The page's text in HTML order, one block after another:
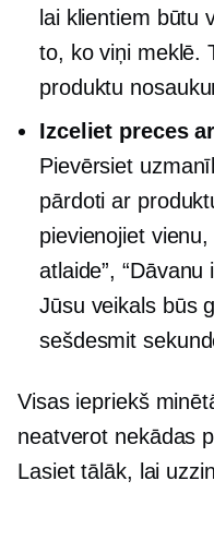
lai klientiem būtu
to, ko viņi meklē.
produktu
Izceliet preces
Pievērsiet
pārdoti ar
pievienojiet
atlaide”, “Dāvanu
Jūsu veikals būs
sešdesmit
Visas iepriekš
neatverot nekādas
Lasiet tālāk, lai